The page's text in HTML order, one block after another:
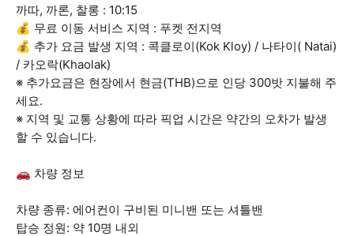
까따, 까론, 찰롱 : 10:15
💰 무료 이동 서비스 지역 : 푸켓 전지역
💰 추가 요금 발생 지역 : 콕클로이(Kok Kloy) / 나타이( Natai)
/ 카오락(Khaolak)
※ 추가요금은 현장에서 현금(THB)으로 인당 300밧 지불해 주
세요.
※ 지역 및 교통 상황에 따라 픽업 시간은 약간의 오차가 발생
할 수 있습니다.
🚗 차량 정보
차량 종류: 에어컨이 구비된 미니밴 또는 셔틀밴
탑승 정원: 약 10명 내외